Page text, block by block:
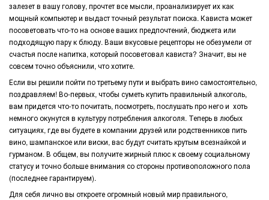
залезет в вашу голову, прочтет все мысли, проанализирует их как
мощный компьютер и выдаст точный результат поиска. Кависта может
посоветовать что-то на основе ваших предпочтений, бюджета или
подходящую пару к блюду. Ваши вкусовые рецепторы не обезумели от
счастья после напитка, который посоветовал кависта? Значит, вы не
совсем точно объяснили, что хотите.
Если вы решили пойти по третьему пути и выбрать вино самостоятельно,
поздравляем! Во-первых, чтобы суметь купить правильный алкоголь,
вам придется что-то почитать, посмотреть, послушать про него и хоть
немного окунутся в культуру потребления алкоголя. Теперь в любых
ситуациях, где вы будете в компании друзей или родственников пить
вино, шампанское или виски, вас будут считать крутым всезнайкой и
гурманом. В общем, вы получите жирный плюс к своему социальному
статусу и точно больше внимания со стороны противоположного пола
(последнее гарантируем).
Для себя лично вы откроете огромный новый мир правильного,